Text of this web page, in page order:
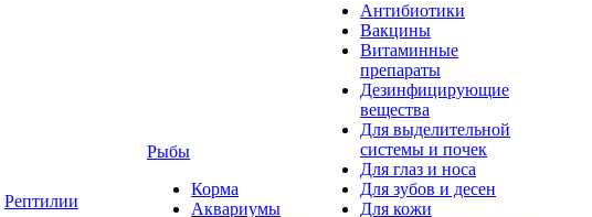
Рептилии
Рыбы
Корма
Аквариумы
Антибиотики
Вакцины
Витаминные
препараты
Дезинфицирующие
вещества
Для выделительной
системы и почек
Для глаз и носа
Для зубов и десен
Для кожи